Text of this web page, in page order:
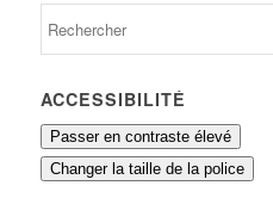
ACCESSIBILITÉ
Passer en contraste élevé
Changer la taille de la police